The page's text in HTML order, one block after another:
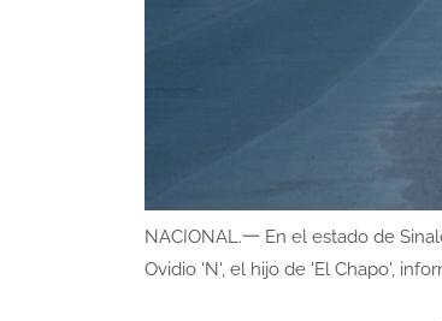
NACIONAL.一 En el estado de
Ovidio 'N', el hijo de 'El Chapo',